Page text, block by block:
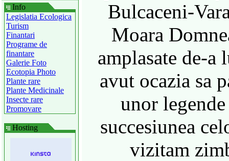
Info
Legislatia Ecologica
Turism
Finantari
Programe de
finantare
Galerie Foto
Ecotopia Photo
Plante rare
Plante Medicinale
Insecte rare
Promovare
Hosting
Bulcaceni-
Moara
amplasate de-
avut ocazia sa
unor
succesiunea
vizitam